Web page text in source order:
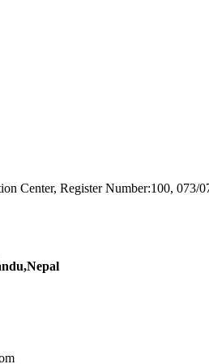
Center, Register Number:100, 073/